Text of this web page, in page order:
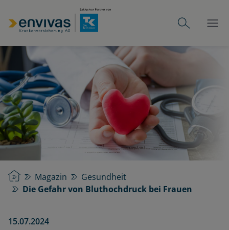
StartseiteMagazin
Gesundheit
Die Gefahr von Bluthochdruck bei Frauen
15.07.2024